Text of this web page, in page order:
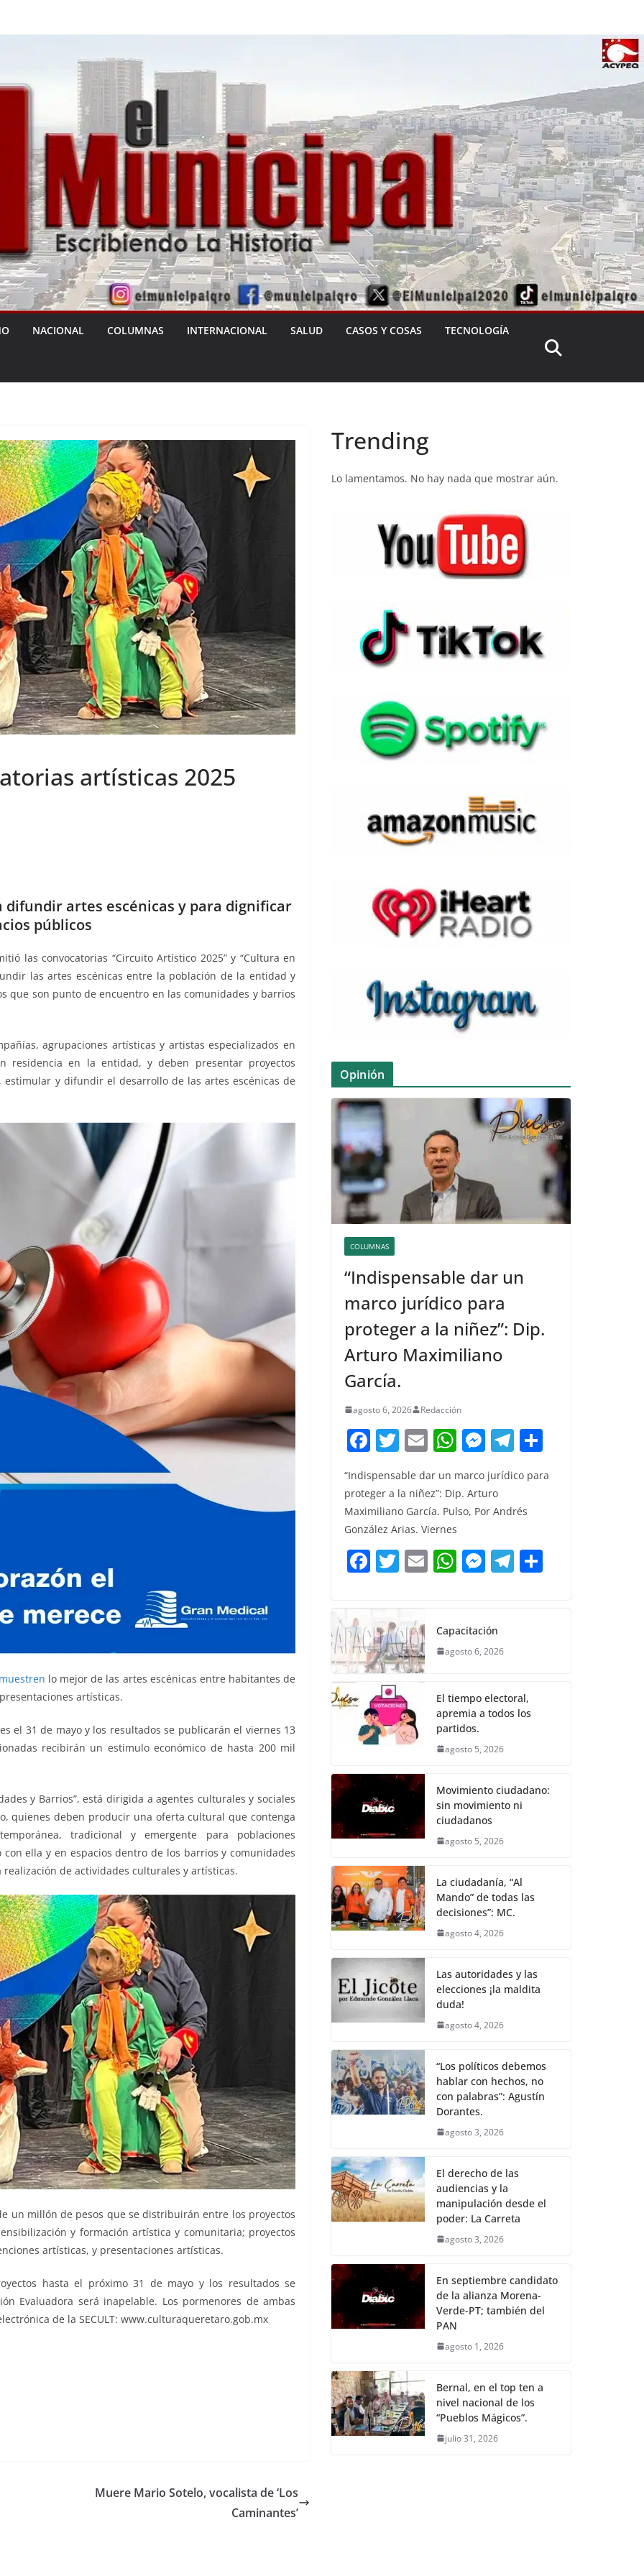
NACIONAL COLUMNAS INTERNACIONAL SALUD CASOS Y COSAS TECNOLOGÍA
artísticas 2025
difundir artes escénicas y para dignificar
públicos
las convocatorias “Circuito Artístico 2025” y “Cultura en
las artes escénicas entre la población de la entidad y
que son punto de encuentro en las comunidades y barrios
agrupaciones artísticas y artistas especializados en
residencia en la entidad, y deben presentar proyectos
y difundir el desarrollo de las artes escénicas de
muestren lo mejor de las artes escénicas entre habitantes de
artísticas.
el 31 de mayo y los resultados se publicarán el viernes 13
recibirán un estimulo económico de hasta 200 mil
y Barrios”, está dirigida a agentes culturales y sociales
quienes deben producir una oferta cultural que contenga
tradicional y emergente para poblaciones
ella y en espacios dentro de los barrios y comunidades
de actividades culturales y artísticas.
un millón de pesos que se distribuirán entre los proyectos
y formación artística y comunitaria; proyectos
artísticas, y presentaciones artísticas.
hasta el próximo 31 de mayo y los resultados se
Evaluadora será inapelable. Los pormenores de ambas
de la SECULT: www.culturaqueretaro.gob.mx
Muere Mario Sotelo, vocalista de ‘Los
Caminantes’
Trending
Lo lamentamos. No hay nada que mostrar aún.
Opinión
COLUMNAS
“Indispensable dar un
marco jurídico para
proteger a la niñez”: Dip.
Arturo Maximiliano
García.
agosto 6, 2026 Redacción
F
c
e
b
o
o
k
T
w
itt
er
E
ai
l
W
at
s
p
p
M
e
ss
e
g
er
T
e
gr
m
m
“Indispensable dar un marco jurídico para
proteger a la niñez”: Dip. Arturo
Maximiliano García. Pulso, Por Andrés
González Arias. Viernes
F
c
e
b
o
o
k
T
itt
er
E W
s
A
p
M
e
n
er
T
Capacitación
agosto 6, 2026
El tiempo electoral,
apremia a todos los
partidos.
agosto 5, 2026
Movimiento ciudadano:
sin movimiento ni
ciudadanos
agosto 5, 2026
La ciudadanía, “Al
Mando” de todas las
decisiones”: MC.
agosto 4, 2026
Las autoridades y las
elecciones ¡la maldita
duda!
agosto 4, 2026
“Los políticos debemos
hablar con hechos, no
con palabras”: Agustín
Dorantes.
agosto 3, 2026
El derecho de las
audiencias y la
manipulación desde el
poder: La Carreta
agosto 3, 2026
En septiembre candidato
de la alianza Morena-
Verde-PT; también del
PAN
agosto 1, 2026
Bernal, en el top ten a
nivel nacional de los
“Pueblos Mágicos”.
julio 31, 2026